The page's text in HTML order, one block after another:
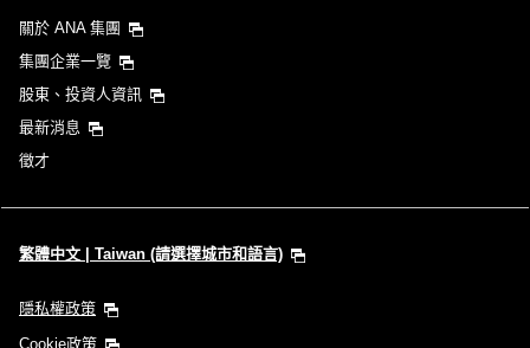
關於 ANA 集團
集團企業一覽
股東、投資人資訊
最新消息
徵才
繁體中文 | Taiwan (請選擇城市和語言)
隱私權政策
Cookie政策